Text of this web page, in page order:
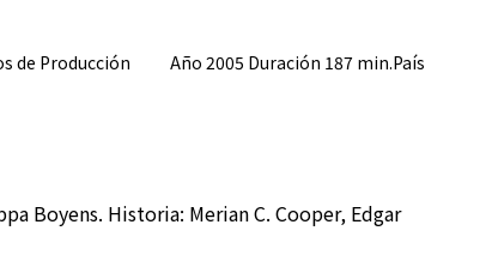
Producción Año 2005 Duración 187 min.País
Boyens. Historia: Merian C. Cooper, Edgar